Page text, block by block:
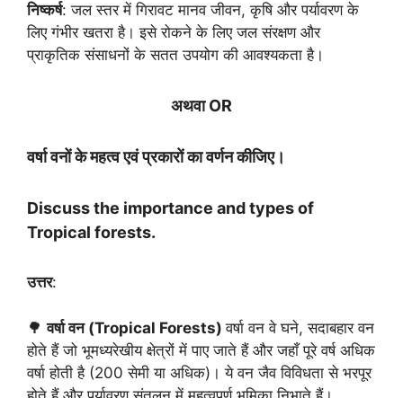
निष्कर्ष: जल स्तर में गिरावट मानव जीवन, कृषि और पर्यावरण के
लिए गंभीर खतरा है। इसे रोकने के लिए जल संरक्षण और
प्राकृतिक संसाधनों के सतत उपयोग की आवश्यकता है।
अथवा OR
वर्षा वनों के महत्व एवं प्रकारों का वर्णन कीजिए।
Discuss the importance and types of
Tropical forests.
उत्तर:
🌳वर्षा वन (Tropical Forests)वर्षा वन वे घने, सदाबहार वन
होते हैं जो भूमध्यरेखीय क्षेत्रों में पाए जाते हैं और जहाँ पूरे वर्ष अधिक
वर्षा होती है (200 सेमी या अधिक)। ये वन जैव विविधता से भरपूर